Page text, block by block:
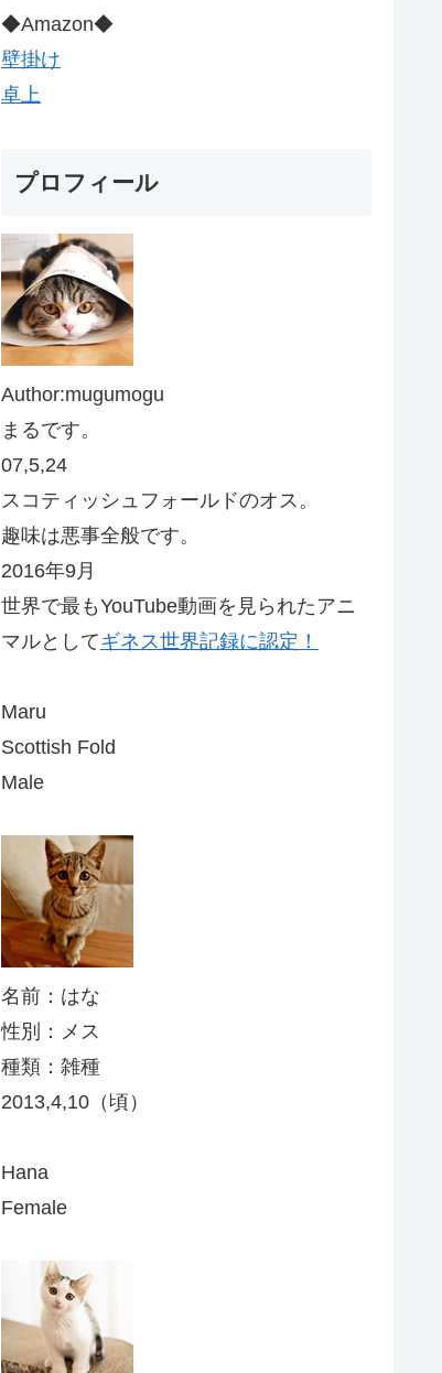
◆Amazon◆
壁掛け
卓上
プロフィール
Author:mugumogu
まるです。
07,5,24
スコティッシュフォールドのオス。
趣味は悪事全般です。
2016年9月
世界で最もYouTube動画を見られたアニ
マルとしてギネス世界記録に認定！
Maru
Scottish Fold
Male
名前：はな
性別：メス
種類：雑種
2013,4,10（頃）
Hana
Female